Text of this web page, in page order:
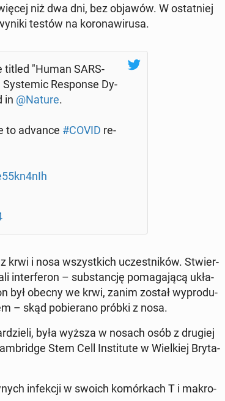
niż dwa dni, bez objawów. W ostat­niej
testów na ko­ro­na­wi­ru­sa.
titled "Human SARS-
Sys­te­mic Re­spon­se Dy­
in @Nature.
to advance #COVID re­
krwi i nosa wszyst­kich uczest­ni­ków. Stwier­
in­ter­fe­ron – sub­stan­cję po­ma­ga­ją­cą ukła­
był obecny we krwi, zanim został wy­pro­du­
– skąd po­bie­ra­no próbki z nosa.
była wyższa w nosach osób z drugiej
Stem Cell In­sti­tu­te w Wiel­kiej Bry­ta­
in­fek­cji w swoich ko­mór­kach T i ma­kro­